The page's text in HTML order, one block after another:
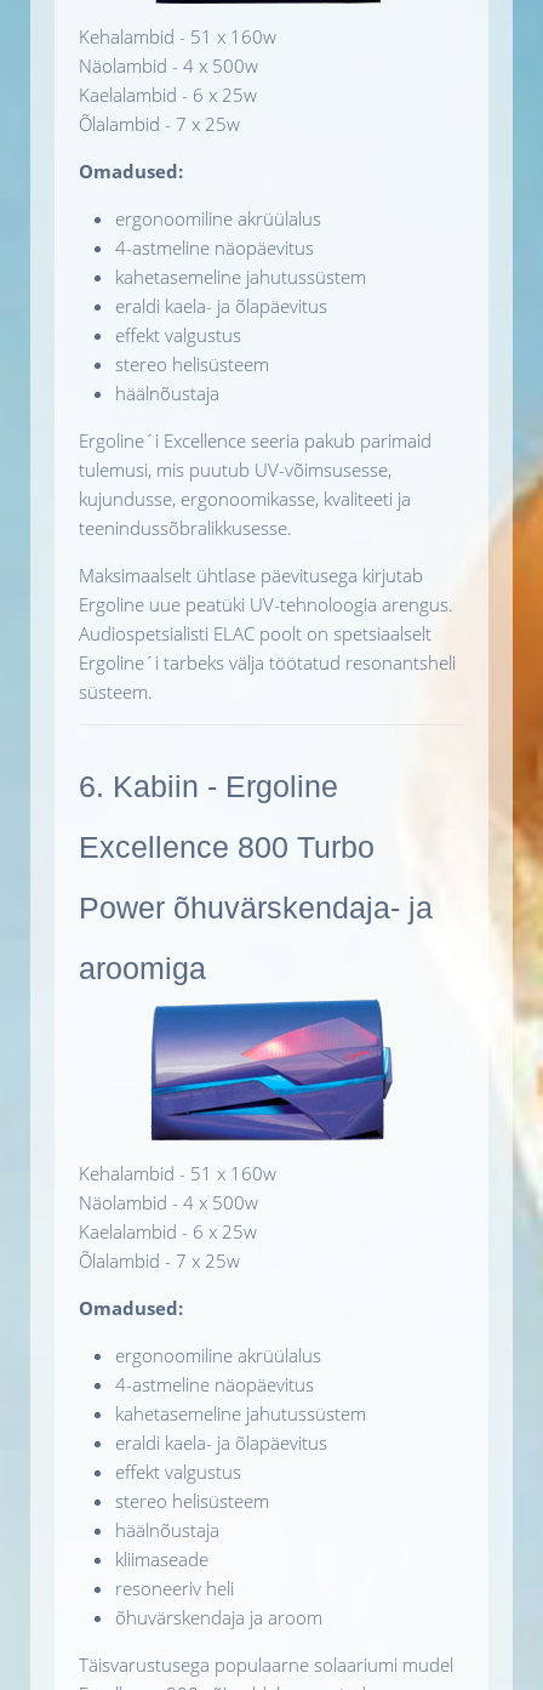
Kehalambid - 51 x 160w
Näolambid - 4 x 500w
Kaelalambid - 6 x 25w
Õlalambid - 7 x 25w
Omadused:
ergonoomiline akrüülalus
4-astmeline näopäevitus
kahetasemeline jahutussüstem
eraldi kaela- ja õlapäevitus
effekt valgustus
stereo helisüsteem
häälnõustaja
Ergoline´i Excellence seeria pakub parimaid
tulemusi, mis puutub UV-võimsusesse,
kujundusse, ergonoomikasse, kvaliteeti ja
teenindussõbralikkusesse.
Maksimaalselt ühtlase päevitusega kirjutab
Ergoline uue peatüki UV-tehnoloogia arengus.
Audiospetsialisti ELAC poolt on spetsiaalselt
Ergoline´i tarbeks välja töötatud resonantsheli
süsteem.
6. Kabiin - Ergoline
Excellence 800 Turbo
Power õhuvärskendaja- ja
aroomiga
Kehalambid - 51 x 160w
Näolambid - 4 x 500w
Kaelalambid - 6 x 25w
Õlalambid - 7 x 25w
Omadused:
ergonoomiline akrüülalus
4-astmeline näopäevitus
kahetasemeline jahutussüstem
eraldi kaela- ja õlapäevitus
effekt valgustus
stereo helisüsteem
häälnõustaja
kliimaseade
resoneeriv heli
õhuvärskendaja ja aroom
Täisvarustusega populaarne solaariumi mudel